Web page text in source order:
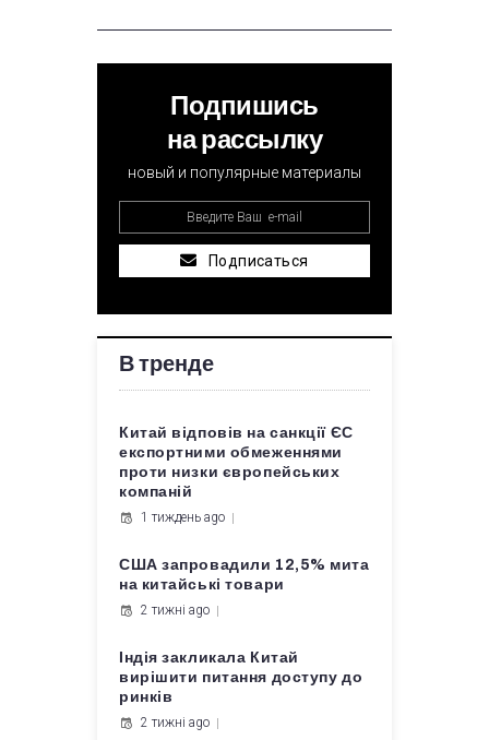
Подпишись
на рассылку
новый и популярные материалы
Подписаться
В тренде
Китай відповів на санкції ЄС
експортними обмеженнями
проти низки європейських
компаній
1 тиждень ago
США запровадили 12,5% мита
на китайські товари
2 тижні ago
Індія закликала Китай
вирішити питання доступу до
ринків
2 тижні ago